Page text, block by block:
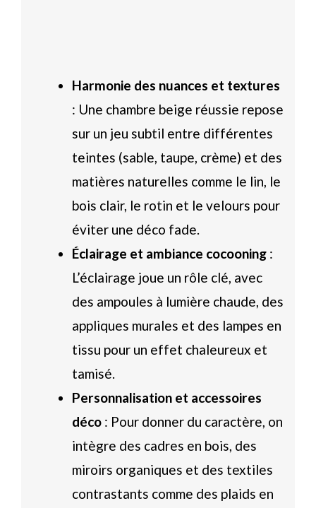
Harmonie des nuances et textures
: Une chambre beige réussie repose
sur un jeu subtil entre différentes
teintes (sable, taupe, crème) et des
matières naturelles comme le lin, le
bois clair, le rotin et le velours pour
éviter une déco fade.
Éclairage et ambiance cocooning :
L’éclairage joue un rôle clé, avec
des ampoules à lumière chaude, des
appliques murales et des lampes en
tissu pour un effet chaleureux et
tamisé.
Personnalisation et accessoires
déco : Pour donner du caractère, on
intègre des cadres en bois, des
miroirs organiques et des textiles
contrastants comme des plaids en